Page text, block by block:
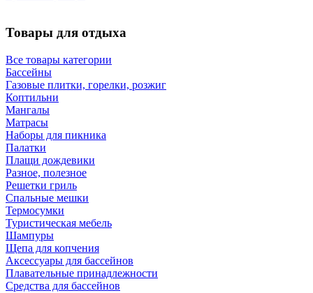
Товары для отдыха
Все товары категории
Бассейны
Газовые плитки, горелки, розжиг
Коптильни
Мангалы
Матрасы
Наборы для пикника
Палатки
Плащи дождевики
Разное, полезное
Решетки гриль
Спальные мешки
Термосумки
Туристическая мебель
Шампуры
Щепа для копчения
Аксессуары для бассейнов
Плавательные принадлежности
Средства для бассейнов